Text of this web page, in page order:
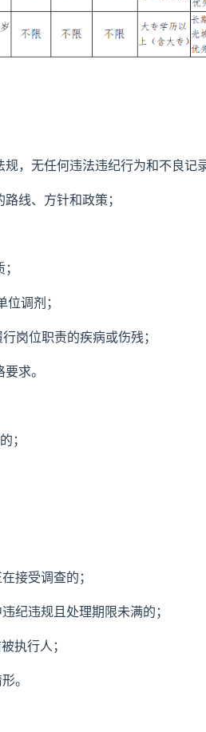
，无任何违法违纪行为和不良记录
线、方针和政策；
调剂；
岗位职责的疾病或伤残；
求。
；
接受调查的；
纪违规且处理期限未满的；
执行人；
。